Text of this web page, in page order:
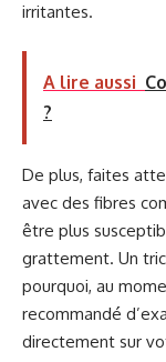
irritantes.
A lire aussi
?
De plus, faites
avec des fibres
être plus
grattement. Un
pourquoi, au
recommandé
directement sur